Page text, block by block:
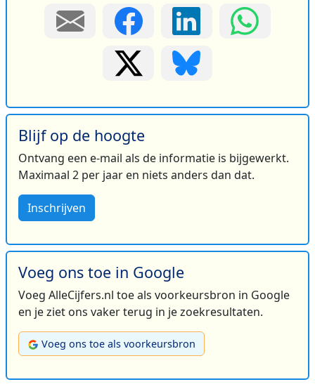
Blijf op de hoogte
Ontvang een e-mail als de informatie is bijgewerkt.
Maximaal 2 per jaar en niets anders dan dat.
Inschrijven
Voeg ons toe in Google
Voeg AlleCijfers.nl toe als voorkeursbron in Google
en je ziet ons vaker terug in je zoekresultaten.
Voeg ons toe als voorkeursbron